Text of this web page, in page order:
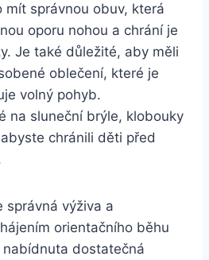
mít správnou obuv, která
oporu nohou a chrání je
Je také důležité, aby měli
oblečení, které je
volný pohyb.
na sluneční brýle, klobouky
chránili děti před
správná výživa a
orientačního běhu
dostatečná